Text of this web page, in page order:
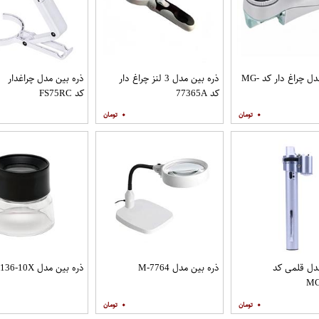
ذره بین مدل چراغ دار کد MG-
۰
ذره بین مدل 3 لنز چراغ دار
کد 77365A
۰
ذره بین مدل چراغدار
کد FS75RC
قلمی کد
۰
ذره بین مدل M-7764
۰
ذره بین مدل MG-17136-10X